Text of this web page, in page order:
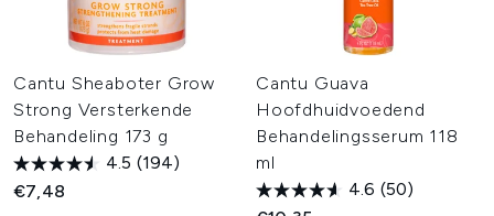
Cantu Sheaboter Grow
Strong Versterkende
Behandeling 173 g
4.5 (194)
€7,48
Cantu Guava
Hoofdhuidvoedend
Behandelingsserum 118
ml
4.6 (50)